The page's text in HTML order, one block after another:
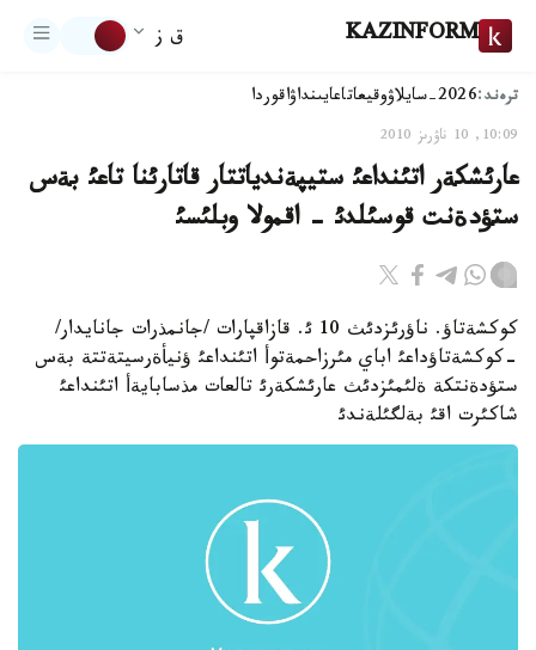
KAZINFORM ق ز
ترەند:2026-سايلاۋ وقيعاتاعايىنداۋاقوردا
10:09, 10 ناۋرىز 2010
عارئشكةر اتئنداعئ ستيپةندياتتار قاتارئنا تاعئ بةس
ستؤدةنت قوسئلدئ - اقمولا وبلئسئ
كوكشةتاؤ. ناؤرئزدئث 10 ئ. قازاقپارات /جانمذرات جانايدار/
-كوكشةتاؤداعئ اباي مئرزاحمةتوأ اتئنداعئ ؤنيأةرسيتةتتة بةس
ستؤدةنتكة ةلئمئزدئث عارئشكةرئ تالعات مذسابايةأ اتئنداعئ
شاكئرت اقئ بةلگئلةندئ